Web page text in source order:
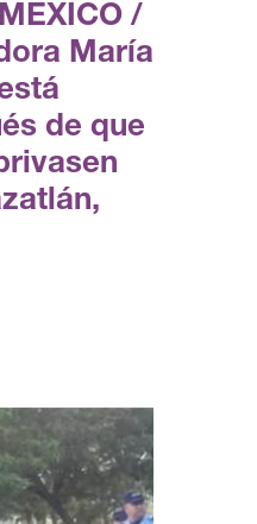
/
María
de que